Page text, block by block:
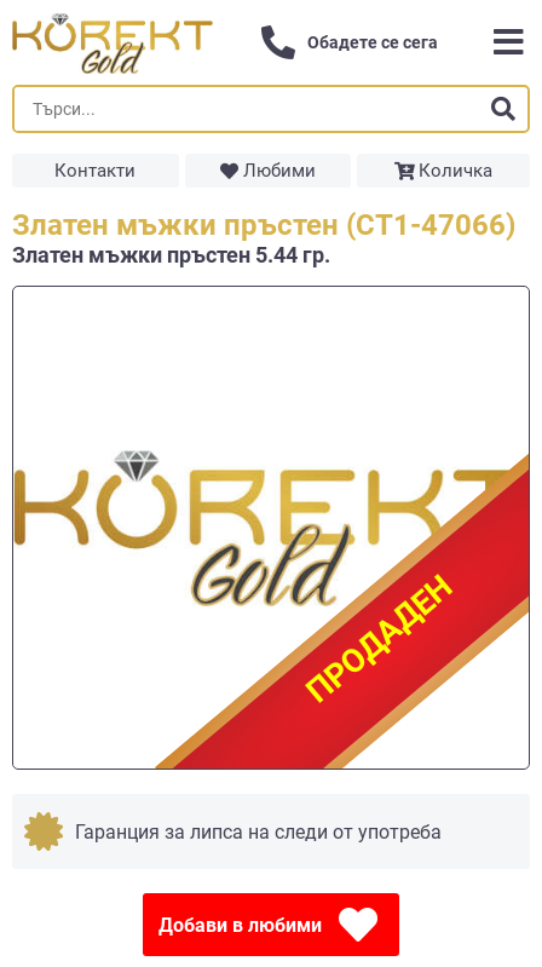
Обадете се сега
Контакти Любими Количка
Златен мъжки пръстен (СТ1-47066)
Златен мъжки пръстен 5.44 гр.
ПРОДАДЕН
ПРОДАДЕН
Гаранция за липса на следи от употреба
Добави в любими